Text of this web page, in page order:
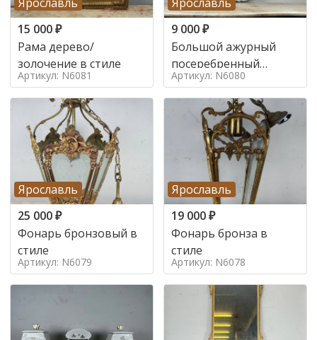
15 000₽
Рама дерево/
золочение в стиле
Артикул: N6081
9 000₽
Большой ажурный
посеребренный
поднос в стиле
Артикул: N6080
Ярославль
25 000₽
Фонарь бронзовый в
стиле
Артикул: N6079
Ярославль
19 000₽
Фонарь бронза в
стиле
Артикул: N6078